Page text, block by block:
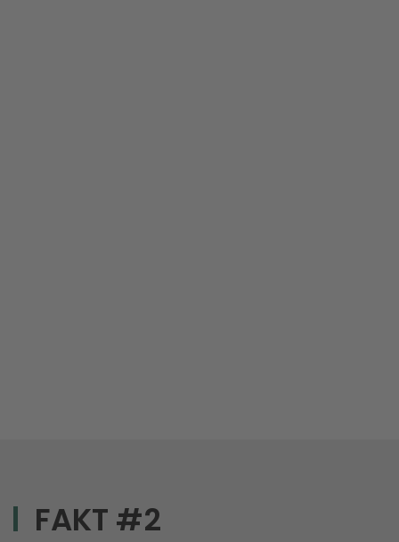
FAKT #2